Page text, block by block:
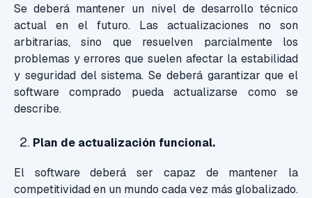
Se deberá mantener un nivel de desarrollo técnico
actual en el futuro. Las actualizaciones no son
arbitrarias, sino que resuelven parcialmente los
problemas y errores que suelen afectar la estabilidad
y seguridad del sistema. Se deberá garantizar que el
software comprado pueda actualizarse como se
describe.
Plan de actualización funcional.
El software deberá ser capaz de mantener la
competitividad en un mundo cada vez más globalizado.